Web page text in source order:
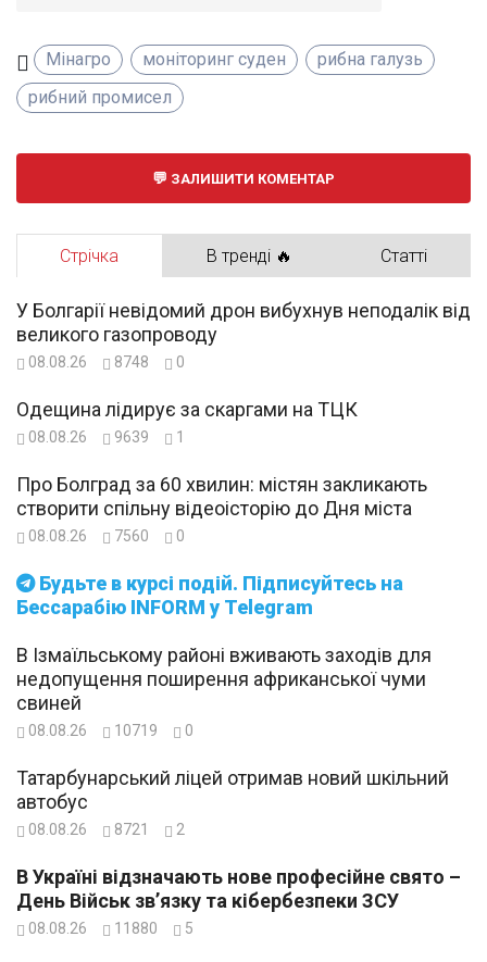
Мінагро моніторинг суден
рибна галузь
рибний промисел
ЗАЛИШИТИ КОМЕНТАР
Стрічка В тренді 🔥 Статті
Будьте в курсі подій. Підписуйтесь на
Бессарабію INFORM у Telegram
У Болгарії невідомий дрон вибухнув неподалік від
великого газопроводу
08.08.26 8748 0
Одещина лідирує за скаргами на ТЦК
08.08.26 9639 1
Про Болград за 60 хвилин: містян закликають
створити спільну відеоісторію до Дня міста
08.08.26 7560 0
В Ізмаїльському районі вживають заходів для
недопущення поширення африканської чуми
свиней
08.08.26 10719 0
Татарбунарський ліцей отримав новий шкільний
автобус
08.08.26 8721 2
В Україні відзначають нове професійне свято –
День Військ зв’язку та кібербезпеки ЗСУ
08.08.26 11880 5